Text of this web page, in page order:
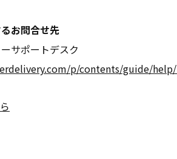
お問合せ先
サポートデスク
p/contents/guide/